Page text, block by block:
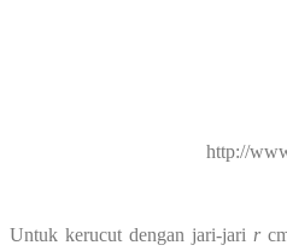
http://
Untuk kerucut dengan jari-jari r